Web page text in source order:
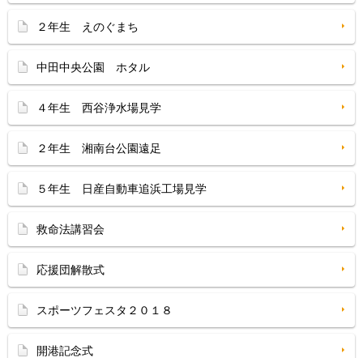
２年生 えのぐまち
中田中央公園 ホタル
４年生 西谷浄水場見学
２年生 湘南台公園遠足
５年生 日産自動車追浜工場見学
救命法講習会
応援団解散式
スポーツフェスタ２０１８
開港記念式